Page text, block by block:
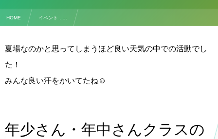
HOME イベント , …
夏場なのかと思ってしまうほど良い天気の中での活動でし
た！
みんな良い汗をかいてたね☺︎
年少さん・年中さんクラスの